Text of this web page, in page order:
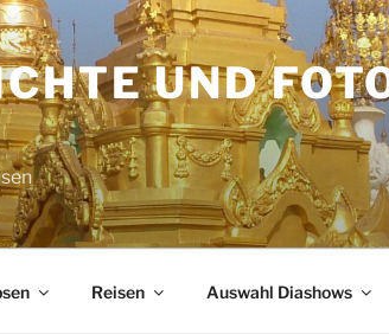
UND
Reisen Auswahl Diashows